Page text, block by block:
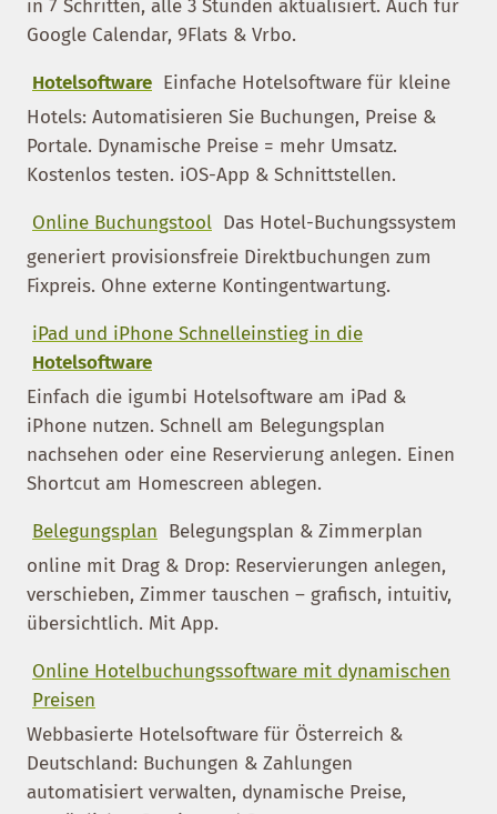
in 7 Schritten, alle 3 Stunden aktualisiert. Auch für
Google Calendar, 9Flats & Vrbo.
Hotelsoftware Einfache Hotelsoftware für kleine
Hotels: Automatisieren Sie Buchungen, Preise &
Portale. Dynamische Preise = mehr Umsatz.
Kostenlos testen. iOS-App & Schnittstellen.
Online Buchungstool Das Hotel-Buchungssystem
generiert provisionsfreie Direktbuchungen zum
Fixpreis. Ohne externe Kontingentwartung.
iPad und iPhone Schnelleinstieg in die
Hotelsoftware
Einfach die igumbi Hotelsoftware am iPad &
iPhone nutzen. Schnell am Belegungsplan
nachsehen oder eine Reservierung anlegen. Einen
Shortcut am Homescreen ablegen.
Belegungsplan Belegungsplan & Zimmerplan
online mit Drag & Drop: Reservierungen anlegen,
verschieben, Zimmer tauschen – grafisch, intuitiv,
übersichtlich. Mit App.
Online Hotelbuchungssoftware mit dynamischen
Preisen
Webbasierte Hotelsoftware für Österreich &
Deutschland: Buchungen & Zahlungen
automatisiert verwalten, dynamische Preise,